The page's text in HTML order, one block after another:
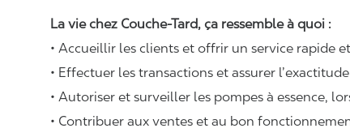
La vie chez Couche-Tard, ça ressemble à quoi :
• Accueillir les clients et offrir un service rapide
• Effectuer les transactions et assurer
• Autoriser et surveiller les pompes à essence,
• Contribuer aux ventes et au bon